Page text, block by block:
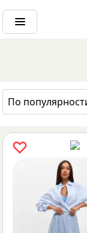
По
ГЛАВНАЯ